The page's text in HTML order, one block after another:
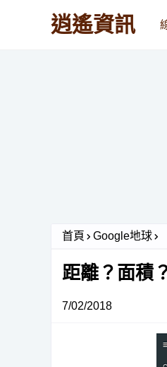
逍遙資訊
首頁 Google地球
距離？面積
7/02/2018